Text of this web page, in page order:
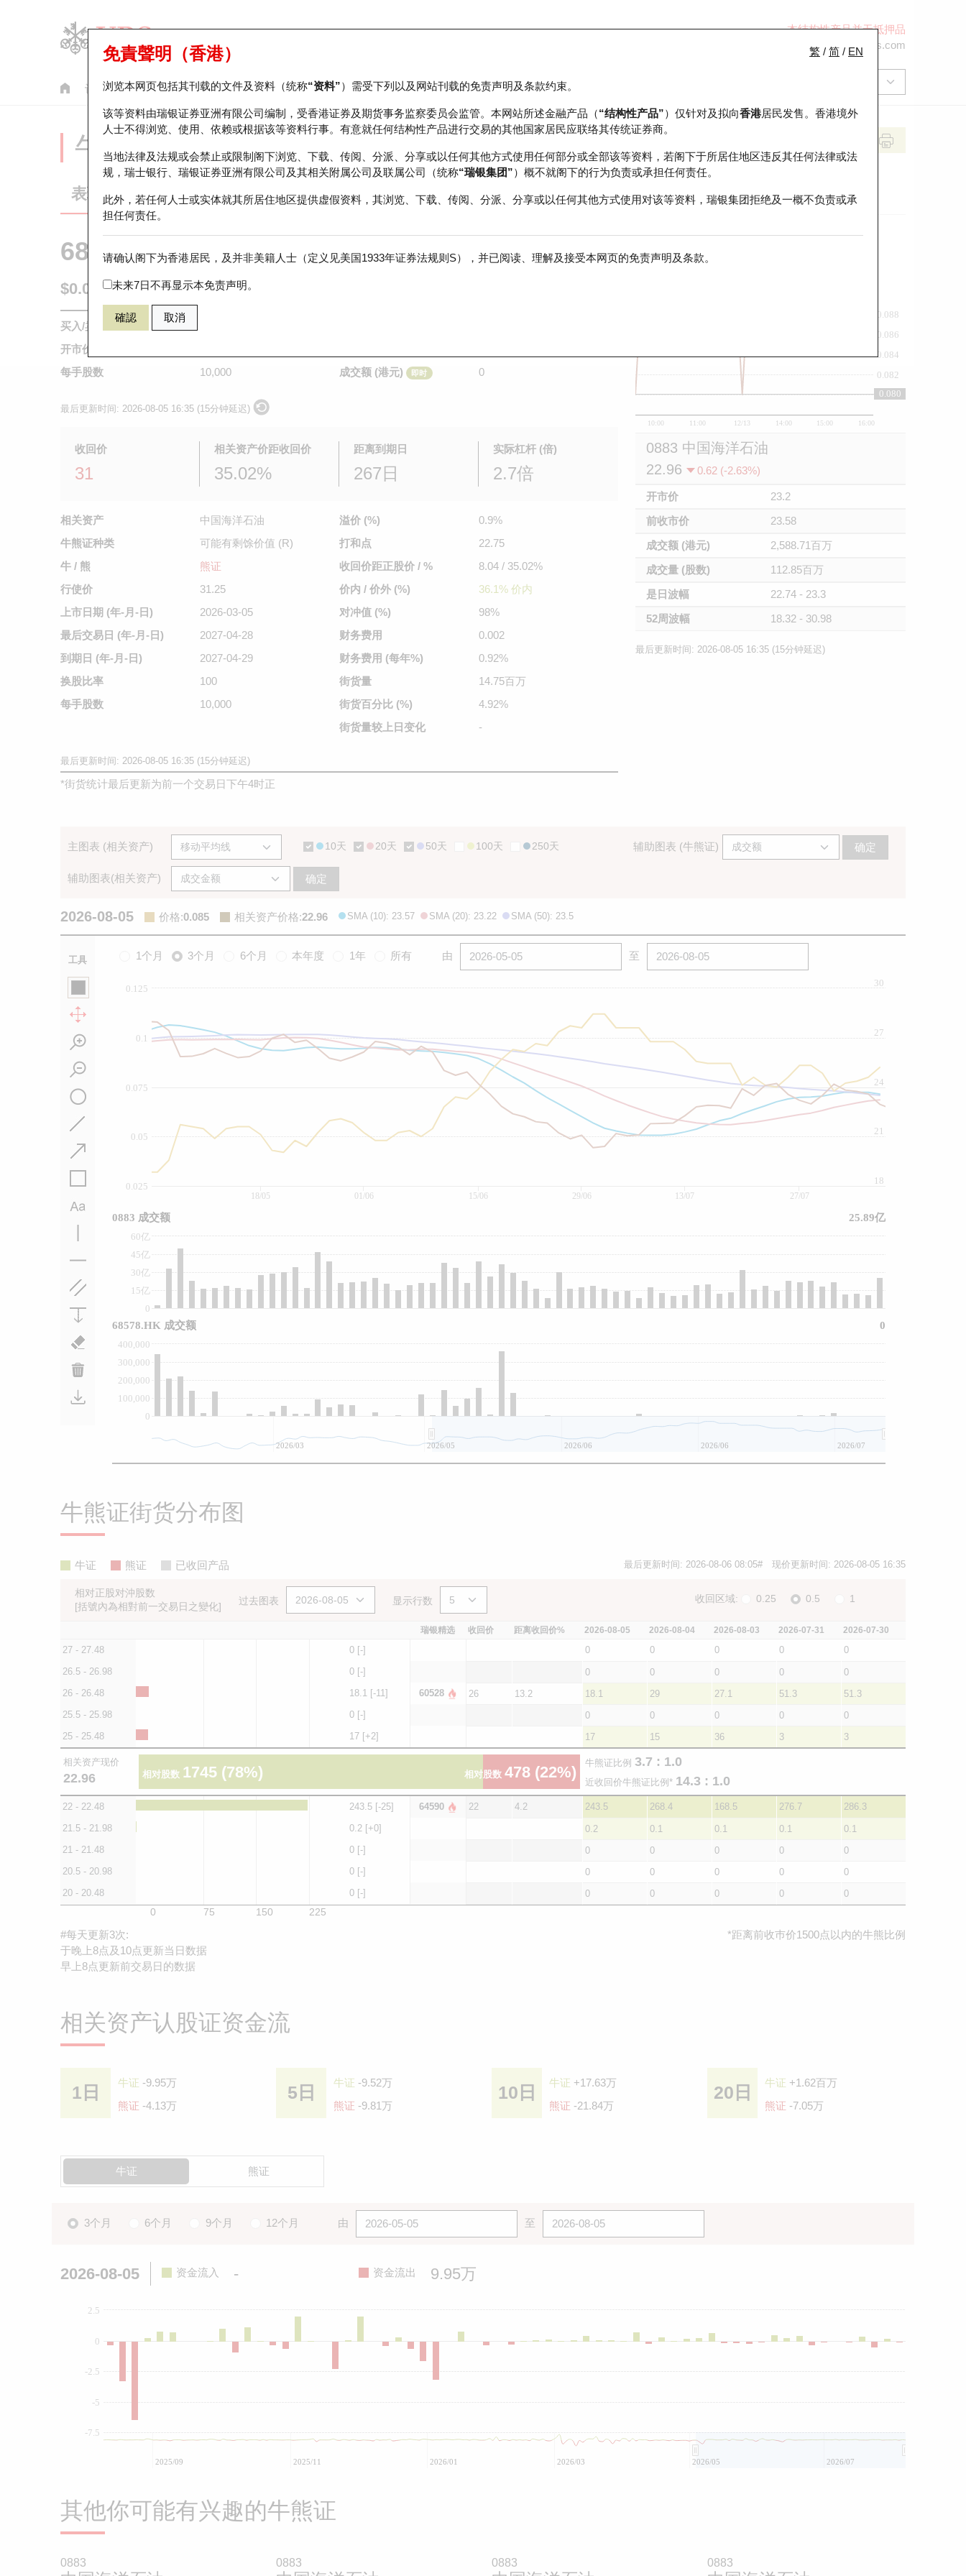
本结构性产品并无抵押品
ol-hkwarrants@ubs.com
认股证 牛熊证 美股指数产品 轮证市场统计 正股数据及市场统计 瑞银轮证教室
繁 / 简 / EN
免責聲明（香港）
浏览本网页包括其刊载的文件及资料（统称“资料”）需受下列以及网站刊载的免责声明及条款约束。
该等资料由瑞银证券亚洲有限公司编制，受香港证券及期货事务监察委员会监管。本网站所述金融产品（“结构性产品”）仅针对及拟向香港居民发售。香港境外
人士不得浏览、使用、依赖或根据该等资料行事。有意就任何结构性产品进行交易的其他国家居民应联络其传统证券商。
当地法律及法规或会禁止或限制阁下浏览、下载、传阅、分派、分享或以任何其他方式使用任何部分或全部该等资料，若阁下于所居住地区违反其任何法律或法
规，瑞士银行、瑞银证券亚洲有限公司及其相关附属公司及联属公司（统称“瑞银集团”）概不就阁下的行为负责或承担任何责任。
此外，若任何人士或实体就其所居住地区提供虚假资料，其浏览、下载、传阅、分派、分享或以任何其他方式使用对该等资料，瑞银集团拒绝及一概不负责或承
担任何责任。
请确认阁下为香港居民，及并非美籍人士（定义见美国1933年证券法规则S），并已阅读、理解及接受本网页的免责声明及条款。
未来7日不再显示本免责声明。
確認 取消
牛熊证分析仪
表现 街货统计 比较
68578 瑞银熊证 0883 中国海洋石油
$0.085 0.005 (+6.25%) 即时
买入/卖出价
开市价
每手股数
10,000
成交额 (港元)
即时 0
最后更新时间: 2026-08-05 16:35 (15分钟延迟)
收回价
31
相关资产价距收回价
35.02%
距离到期日
267日
实际杠杆 (倍)
2.7倍
相关资产
中国海洋石油
牛熊证种类
可能有剩馀价值 (R)
牛 / 熊
熊证
行使价
31.25
上市日期 (年-月-日)
2026-03-05
最后交易日 (年-月-日)
2027-04-28
到期日 (年-月-日)
2027-04-29
换股比率
100
每手股数
10,000
溢价 (%)
0.9%
打和点
22.75
收回价距正股价 / %
8.04 / 35.02%
价内 / 价外 (%)
36.1% 价内
对冲值 (%)
98%
财务费用
0.002
财务费用 (每年%)
0.92%
街货量
14.75百万
街货百分比 (%)
4.92%
街货量较 上日变化 -
最后更新时间: 2026-08-05 16:35 (15分钟延迟)
*街货统计最后更新为前一个交易日下午4时正
10:00 11:00 12/13 14:00 15:00 16:00
0.08
0.082
0.084
0.086
0.088
0.080
0883 中国海洋石油
22.96
0.62 (-2.63%)
开市价
23.2
前收市价
23.58
成交额 (港元)
2,588.71百万
成交量 (股数)
112.85百万
是日波幅
22.74 - 23.3
52周波幅
18.32 - 30.98
最后更新时间: 2026-08-05 16:35 (15分钟延迟)
主图表 (相关资产) 10天 20天 50天 100天 250天 辅助图表 (牛熊证) 确定
辅助图表(相关资产) 确定
2026-08-05 价格:0.085 相关资产价格:22.96 SMA (10): 23.57 SMA (20): 23.22 SMA (50): 23.5
工具 1个月 3个月 6个月 本年度 1年 所有 由 至
0.025
0.05
0.075
0.1
0.125
24
18
21
27
30
0
15亿
30亿
45亿
60亿
0
200,000
400,000
100,000
300,000
01/06 29/06 27/07
18/05 15/06 13/07
2026/03 2026/05 2026/06 2026/06 2026/07
0883 成交额 25.89亿
68578.HK 成交额 0
牛熊证街货分布图
牛证 熊证 已收回产品 最后更新时间: 2026-08-06 08:05# 现价更新时间: 2026-08-05 16:35
相对正股对沖股数
[括號內為相對前一交易日之變化]
过去图表 显示行数 收回区域: 0.25 0.5 1
瑞银精选 收回价 距离收回价% 2026-08-05 2026-08-04 2026-08-03 2026-07-31 2026-07-30
27 - 27.48 0 [-] 0 0 0 0
0
26.5 - 26.98
0 [-] 0 0 0 0
0
26 - 26.48
18.1 [-11] 60528 26 13.2 18.1 29 27.1 51.3
51.3
25.5 - 25.98
0 [-] 0 0 0 0
0
25 - 25.48
17 [+2] 17 15 36 3 3
相关资产现价
22.96 相对股数 1745 (78%) 相对股数 478 (22%)
牛熊证比例 3.7 : 1.0
近收回价牛熊证比例* 14.3 : 1.0
22 - 22.48 243.5 [-25] 64590 22 4.2 243.5 268.4 168.5 276.7
286.3
21.5 - 21.98
0.2 [+0] 0.2 0.1 0.1 0.1
0.1
21 - 21.48
0 [-] 0 0 0 0
0
20.5 - 20.98
0 [-] 0 0 0 0
0
20 - 20.48
0 [-] 0 0 0 0 0
0 75 150 225
#每天更新3次:
于晚上8点及10点更新当日数据
早上8点更新前交易日的数据
*距离前收巿价1500点以内的牛熊比例
相关资产认股证资金流
1日 牛证 -9.95万
熊证 -4.13万
5日 牛证 -9.52万
熊证 -9.81万
10日 牛证 +17.63万
熊证 -21.84万
20日 牛证 +1.62百万
熊证 -7.05万
牛证 熊证
3个月 6个月 9个月 12个月 由 至
2026-08-05 资金流入 - 资金流出 9.95万
0
-7.5
-5
-2.5
2.5
2025/09 2025/11 2026/01 2026/03 2026/05 2026/07
其他你可能有兴趣的牛熊证
0883 0883 0883 0883